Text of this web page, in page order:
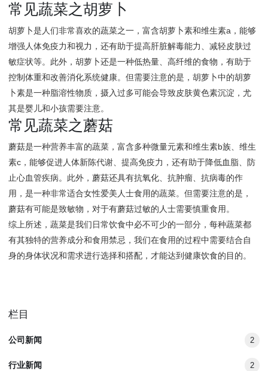
常见蔬菜之胡萝卜
胡萝卜是人们非常喜欢的蔬菜之一，富含胡萝卜素和维生素a，能够
增强人体免疫力和视力，还有助于提高肝脏解毒能力、减轻皮肤过
敏症状等。此外，胡萝卜还是一种低热量、高纤维的食物，有助于
控制体重和改善消化系统健康。但需要注意的是，胡萝卜中的胡萝
卜素是一种脂溶性物质，摄入过多可能会导致皮肤黄色素沉淀，尤
其是婴儿和小孩需要注意。
常见蔬菜之蘑菇
蘑菇是一种营养丰富的蔬菜，富含多种微量元素和维生素b族、维生
素c，能够促进人体新陈代谢、提高免疫力，还有助于降低血脂、防
止心血管疾病。此外，蘑菇还具有抗氧化、抗肿瘤、抗病毒的作
用，是一种非常适合女性爱美人士食用的蔬菜。但需要注意的是，
蘑菇有可能是致敏物，对于有蘑菇过敏的人士需要慎重食用。
综上所述，蔬菜是我们日常饮食中必不可少的一部分，每种蔬菜都
有其独特的营养成分和食用禁忌，我们在食用的过程中需要结合自
身的身体状况和需求进行选择和搭配，才能达到健康饮食的目的。
栏目
公司新闻 2
行业新闻 2